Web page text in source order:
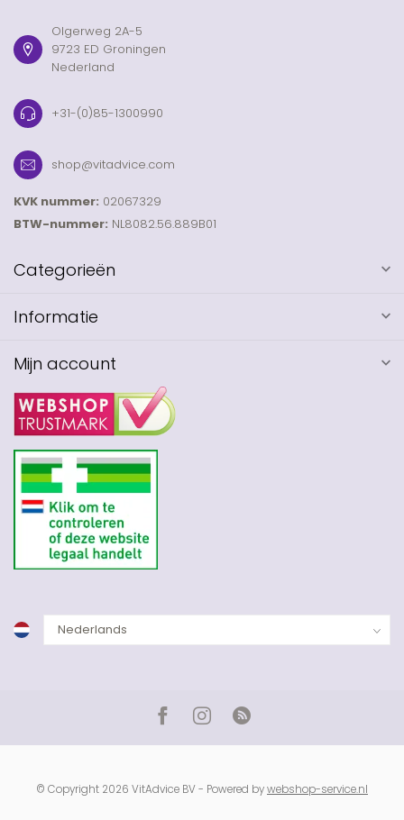
Olgerweg 2A-5
9723 ED Groningen
Nederland
+31-(0)85-1300990
shop@vitadvice.com
KVK nummer: 02067329
BTW-nummer: NL8082.56.889B01
Categorieën
Informatie
Mijn account
© Copyright 2026 VitAdvice BV - Powered bywebshop-service.nl